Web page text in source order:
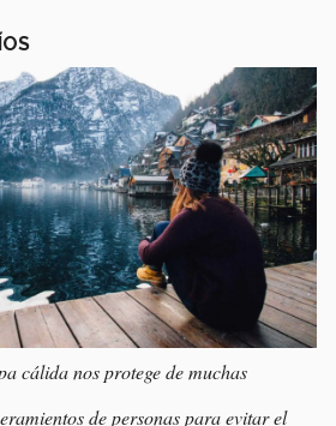
cálida nos protege de muchas
de personas para evitar el